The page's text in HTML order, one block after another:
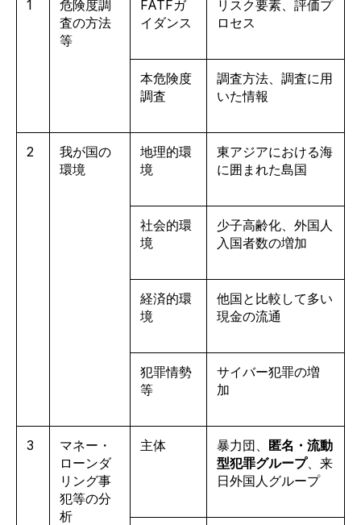
1
危険度調
査の方法
等
FATFガ
イダンス
リスク要素、評価プ
ロセス
本危険度
調査
調査方法、調査に用
いた情報
2
我が国の
環境
地理的環
境
東アジアにおける海
に囲まれた島国
社会的環
境
少子高齢化、外国人
入国者数の増加
経済的環
境
他国と比較して多い
現金の流通
犯罪情勢
等
サイバー犯罪の増
加
3
マネー・
ローンダ
リング事
犯等の分
析
主体 暴力団、 匿名・流動
型犯罪グループ、来
日外国人グループ